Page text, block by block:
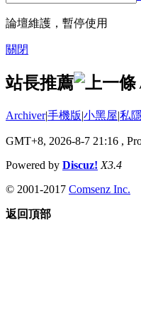
論壇維護，暫停使用
關閉
站長推薦
Archiver|手機版|小黑屋|私
GMT+8, 2026-8-7 21:16 ,
Powered by Discuz! X3.4
© 2001-2017 Comsenz Inc.
返回頂部